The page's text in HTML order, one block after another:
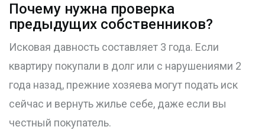
Почему нужна проверка
предыдущих собственников?
Исковая давность составляет 3 года. Если
квартиру покупали в долг или с нарушениями 2
года назад, прежние хозяева могут подать иск
сейчас и вернуть жилье себе, даже если вы
честный покупатель.